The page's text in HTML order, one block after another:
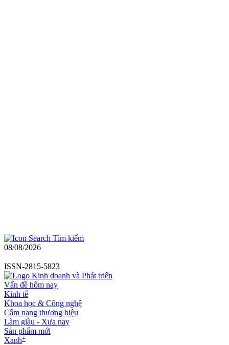
Tìm kiếm
08/08/2026
ISSN-2815-5823
Vấn đề hôm nay
Kinh tế
Khoa học & Công nghệ
Cẩm nang thương hiệu
Làm giàu - Xưa nay
Sản phẩm mới
Xanh+